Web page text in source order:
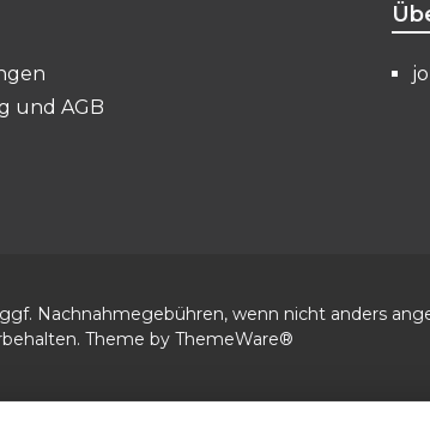
und AGB
Nachnahmegebühren, wenn nicht anders
Theme by ThemeWare®